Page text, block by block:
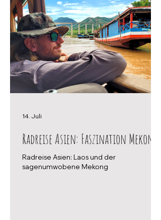
Radreise Asien: Faszination Mekong
Radreise Asien: Laos und der
sagenumwobene Mekong
14. Juli